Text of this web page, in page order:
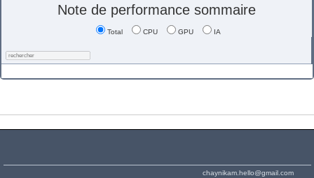
Note de performance sommaire
Total CPU GPU IA
chaynikam.hello@gmail.com